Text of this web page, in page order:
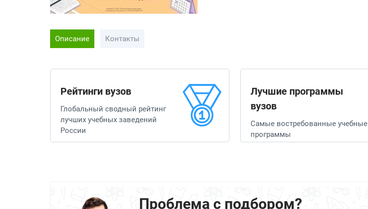
Описание Контакты
Рейтинги вузов
Глобальный сводный рейтинг
лучших учебных заведений
России
Лучшие программы
вузов
Самые востребованные учебные
программы
Проблема с подбором?